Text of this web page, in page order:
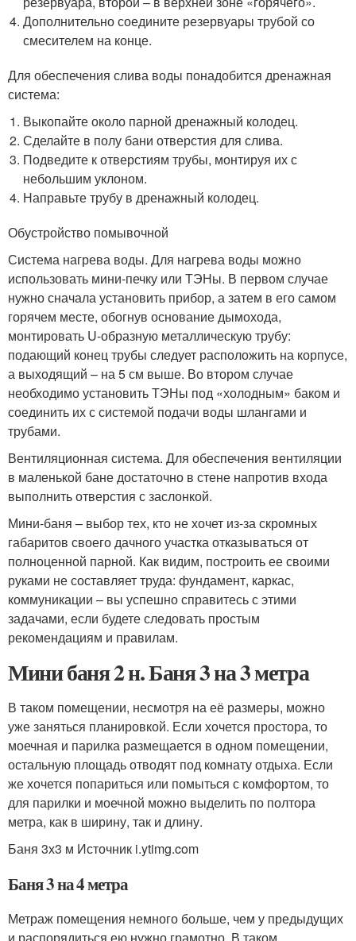
Дополнительно соедините резервуары трубой со
смесителем на конце.
Для обеспечения слива воды понадобится дренажная
система:
Выкопайте около парной дренажный колодец.
Сделайте в полу бани отверстия для слива.
Подведите к отверстиям трубы, монтируя их с
небольшим уклоном.
Направьте трубу в дренажный колодец.
Обустройство помывочной
Система нагрева воды. Для нагрева воды можно
использовать мини-печку или ТЭНы. В первом случае
нужно сначала установить прибор, а затем в его самом
горячем месте, обогнув основание дымохода,
монтировать U-образную металлическую трубу:
подающий конец трубы следует расположить на корпусе,
а выходящий – на 5 см выше. Во втором случае
необходимо установить ТЭНы под «холодным» баком и
соединить их с системой подачи воды шлангами и
трубами.
Вентиляционная система. Для обеспечения вентиляции
в маленькой бане достаточно в стене напротив входа
выполнить отверстия с заслонкой.
Мини-баня – выбор тех, кто не хочет из-за скромных
габаритов своего дачного участка отказываться от
полноценной парной. Как видим, построить ее своими
руками не составляет труда: фундамент, каркас,
коммуникации – вы успешно справитесь с этими
задачами, если будете следовать простым
рекомендациям и правилам.
Мини баня 2 н. Баня 3 на 3 метра
В таком помещении, несмотря на её размеры, можно
уже заняться планировкой. Если хочется простора, то
моечная и парилка размещается в одном помещении,
остальную площадь отводят под комнату отдыха. Если
же хочется попариться или помыться с комфортом, то
для парилки и моечной можно выделить по полтора
метра, как в ширину, так и длину.
Баня 3х3 м Источник i.ytimg.com
Баня 3 на 4 метра
Метраж помещения немного больше, чем у предыдущих